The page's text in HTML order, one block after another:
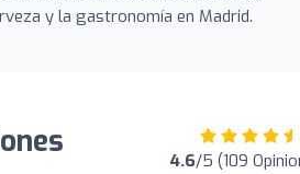
y la gastronomía en Madrid.
4.6/5 (109